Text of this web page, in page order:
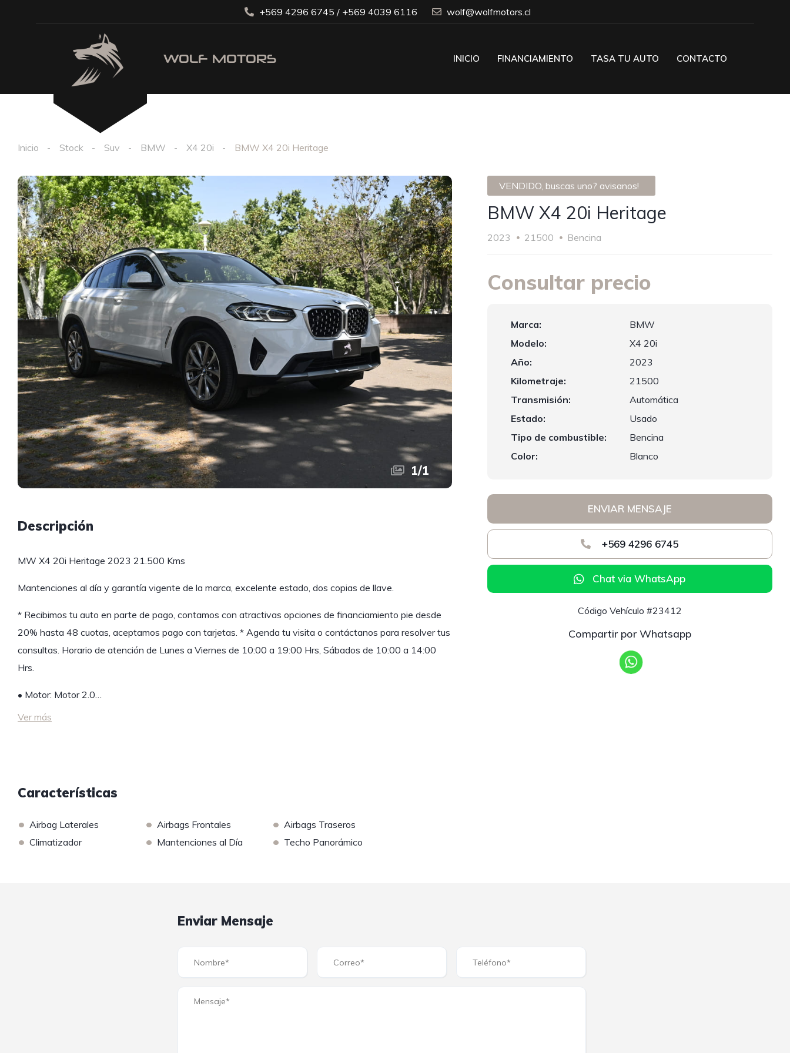
+569 4296 6745 / +569 4039 6116 wolf@wolfmotors.cl
INICIO FINANCIAMIENTO TASA TU AUTO CONTACTO
Inicio Stock Suv BMW X4 20i BMW X4 20i Heritage
1/1
Descripción
MW X4 20i Heritage 2023 21.500 Kms
Mantenciones al día y garantía vigente de la marca, excelente estado, dos copias de llave.
* Recibimos tu auto en parte de pago, contamos con atractivas opciones de financiamiento pie desde
20% hasta 48 cuotas, aceptamos pago con tarjetas. * Agenda tu visita o contáctanos para resolver tus
consultas. Horario de atención de Lunes a Viernes de 10:00 a 19:00 Hrs, Sábados de 10:00 a 14:00
Hrs.
• Motor: Motor 2.0…
Ver más
Características
• Airbag Laterales • Airbags Frontales • Airbags Traseros
• Climatizador • Mantenciones al Día • Techo Panorámico
VENDIDO, buscas uno? avisanos!
BMW X4 20i Heritage
2023 21500 Bencina
Consultar precio
Marca:
BMW
Modelo:
X4 20i
Año:
2023
Kilometraje:
21500
Transmisión:
Automática
Estado:
Usado
Tipo de combustible:
Bencina
Color:
Blanco
ENVIAR MENSAJE
+569 4296 6745
Chat via WhatsApp
Código Vehículo #23412
Compartir por Whatsapp
Enviar Mensaje